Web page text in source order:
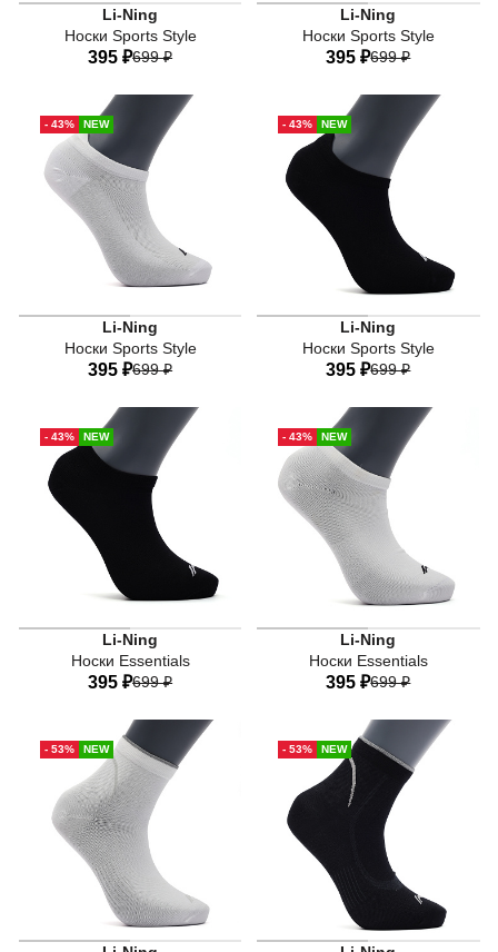
Li-Ning
Носки Sports Style
395 ₽699 ₽
41-44 38-41 35-38
Li-Ning
Носки Sports Style
395 ₽699 ₽
41-44 38-41 35-38
- 43% NEW
Li-Ning
Носки Sports Style
395 ₽699 ₽
41-44 38-41 35-38
- 43% NEW
Li-Ning
Носки Sports Style
395 ₽699 ₽
41-44 38-41 35-38
- 43% NEW
Li-Ning
Носки Essentials
395 ₽699 ₽
41-44 38-41 35-38
- 43% NEW
Li-Ning
Носки Essentials
395 ₽699 ₽
41-44 38-41 35-38
- 53% NEW - 53% NEW